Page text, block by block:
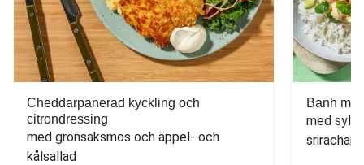
Cheddarpanerad kyckling och
citrondressing
med grönsaksmos och äppel- och
kålsallad
Banh mi-
med